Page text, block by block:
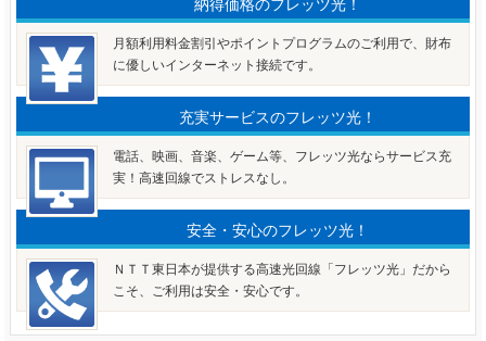
納得価格のフレッツ光！
月額利用料金割引やポイントプログラムのご利用で、財布
に優しいインターネット接続です。
充実サービスのフレッツ光！
電話、映画、音楽、ゲーム等、フレッツ光ならサービス充
実！高速回線でストレスなし。
安全・安心のフレッツ光！
ＮＴＴ東日本が提供する高速光回線「フレッツ光」だから
こそ、ご利用は安全・安心です。